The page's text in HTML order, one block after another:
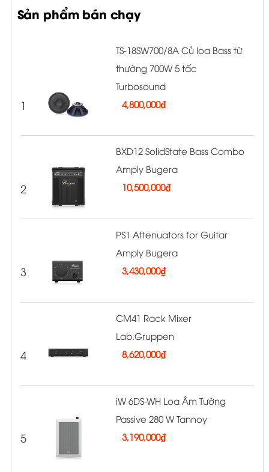
Sản phẩm bán chạy
1
TS-18SW700/8A Củ loa Bass từ
thường 700W 5 tấc
Turbosound
4,800,000₫
2
BXD12 SolidState Bass Combo
Amply Bugera
10,500,000₫
3
PS1 Attenuators for Guitar
Amply Bugera
3,430,000₫
4
CM41 Rack Mixer
Lab.Gruppen
8,620,000₫
5
iW 6DS-WH Loa Âm Tường
Passive 280 W Tannoy
3,190,000₫